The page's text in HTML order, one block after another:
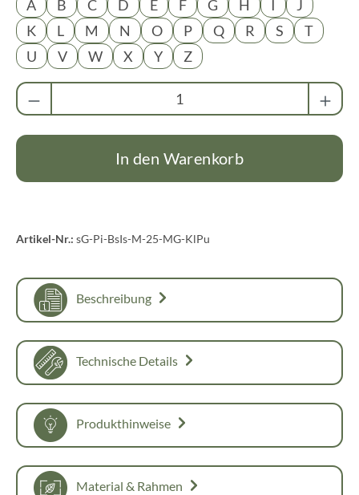
A B C D E F G H I
J
K
L M N O P Q R S
T
U
V W X Y Z
Produkt Anzahl: Gib den gewünschten Wert
In den Warenkorb
Artikel-Nr.: sG-Pi-BsIs-M-25-MG-KlPu
Beschreibung
Technische Details
Produkthinweise
Material & Rahmen